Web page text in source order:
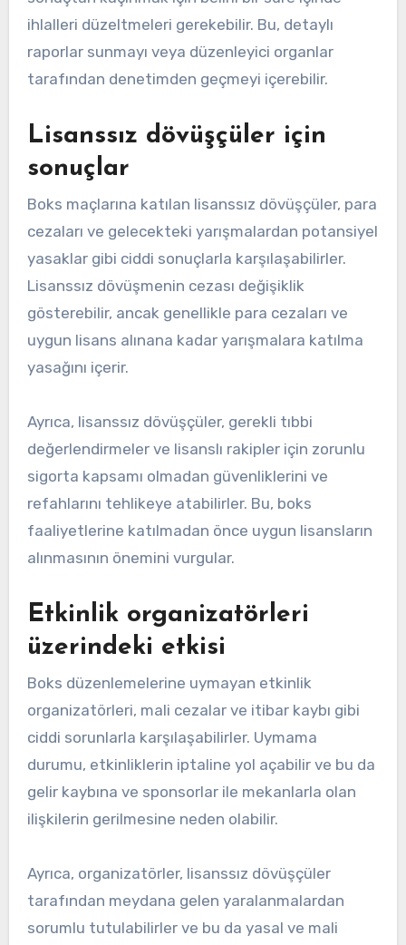
ihlalleri düzeltmeleri gerekebilir. Bu, detaylı
raporlar sunmayı veya düzenleyici organlar
tarafından denetimden geçmeyi içerebilir.
Lisanssız dövüşçüler için
sonuçlar
Boks maçlarına katılan lisanssız dövüşçüler, para
cezaları ve gelecekteki yarışmalardan potansiyel
yasaklar gibi ciddi sonuçlarla karşılaşabilirler.
Lisanssız dövüşmenin cezası değişiklik
gösterebilir, ancak genellikle para cezaları ve
uygun lisans alınana kadar yarışmalara katılma
yasağını içerir.
Ayrıca, lisanssız dövüşçüler, gerekli tıbbi
değerlendirmeler ve lisanslı rakipler için zorunlu
sigorta kapsamı olmadan güvenliklerini ve
refahlarını tehlikeye atabilirler. Bu, boks
faaliyetlerine katılmadan önce uygun lisansların
alınmasının önemini vurgular.
Etkinlik organizatörleri
üzerindeki etkisi
Boks düzenlemelerine uymayan etkinlik
organizatörleri, mali cezalar ve itibar kaybı gibi
ciddi sorunlarla karşılaşabilirler. Uymama
durumu, etkinliklerin iptaline yol açabilir ve bu da
gelir kaybına ve sponsorlar ile mekanlarla olan
ilişkilerin gerilmesine neden olabilir.
Ayrıca, organizatörler, lisanssız dövüşçüler
tarafından meydana gelen yaralanmalardan
sorumlu tutulabilirler ve bu da yasal ve mali